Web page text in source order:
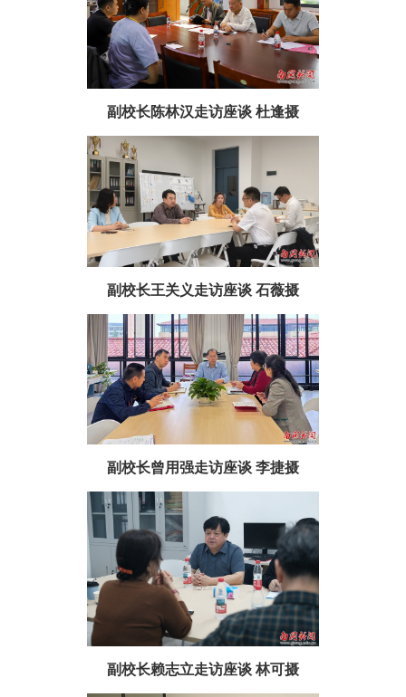
副校长陈林汉走访座谈 杜逢摄
副校长王关义走访座谈 石薇摄
副校长曾用强走访座谈 李捷摄
副校长赖志立走访座谈 林可摄